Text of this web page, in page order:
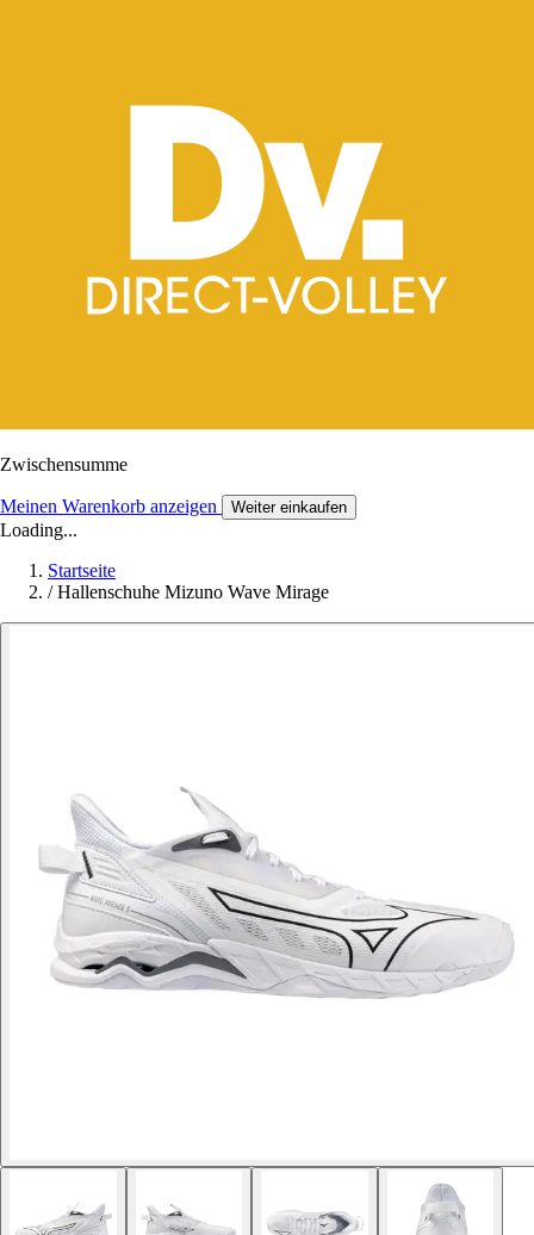
Zwischensumme
Meinen Warenkorb anzeigen Weiter einkaufen
Loading...
Startseite
/ Hallenschuhe Mizuno Wave Mirage